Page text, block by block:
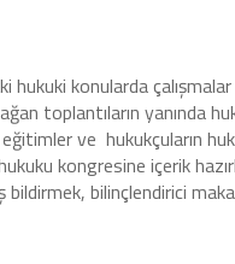
hukuki konularda
toplantıların yanında
ve hukukçuların
kongresine içerik
bilinçlendirici